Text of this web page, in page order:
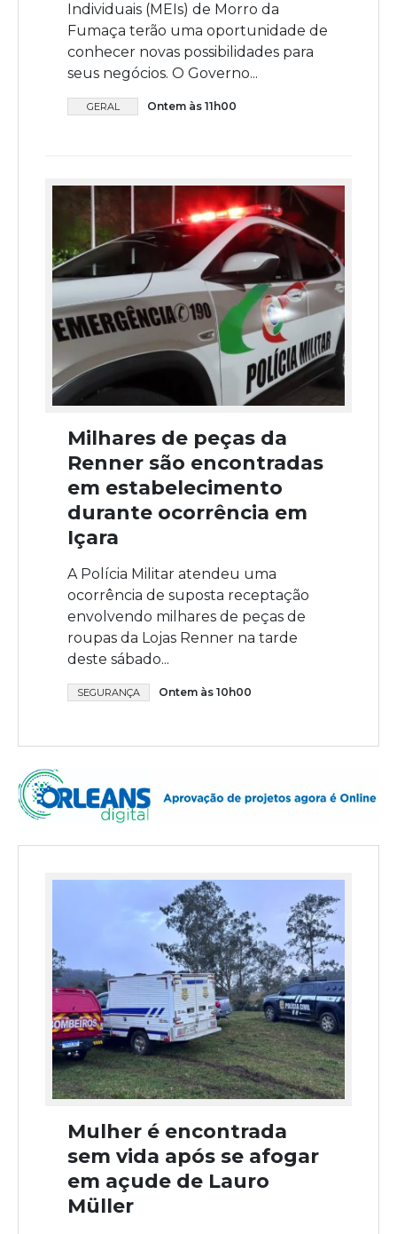
Individuais (MEIs) de Morro da
Fumaça terão uma oportunidade de
conhecer novas possibilidades para
seus negócios. O Governo...
GERAL Ontem às 11h00
Milhares de peças da
Renner são encontradas
em estabelecimento
durante ocorrência em
Içara
A Polícia Militar atendeu uma
ocorrência de suposta receptação
envolvendo milhares de peças de
roupas da Lojas Renner na tarde
deste sábado...
SEGURANÇA Ontem às 10h00
Mulher é encontrada
sem vida após se afogar
em açude de Lauro
Müller